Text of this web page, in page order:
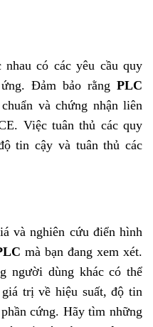
nhau có các yêu cầu quy
Đảm bảo rằng PLC
và chứng nhận liên
Việc tuân thủ các quy
tin cậy và tuân thủ các
và nghiên cứu điển hình
mà bạn đang xem xét.
người dùng khác có thể
trị về hiệu suất, độ tin
cứng. Hãy tìm những